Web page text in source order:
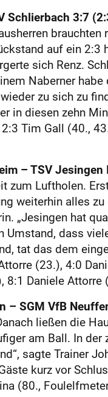
Schlierbach 3:7
auf ein 2:3
sich Renz.
Naberner
zu sich zu
in diesen zehn
Tim Gall (40.,
– TSV
zum Luftholen.
weiterhin alles
„Jesingen hat
Umstand, dass
tat das dem
(23.), 4:0
8:1 Daniele
– SGM VfB
ließen die
am Ball. In
sagte Trainer
kurz vor
(80.,